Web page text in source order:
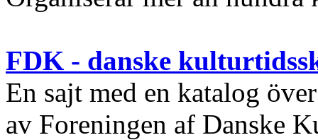
FDK - danske
En sajt med en katalog
av Foreningen af Danske